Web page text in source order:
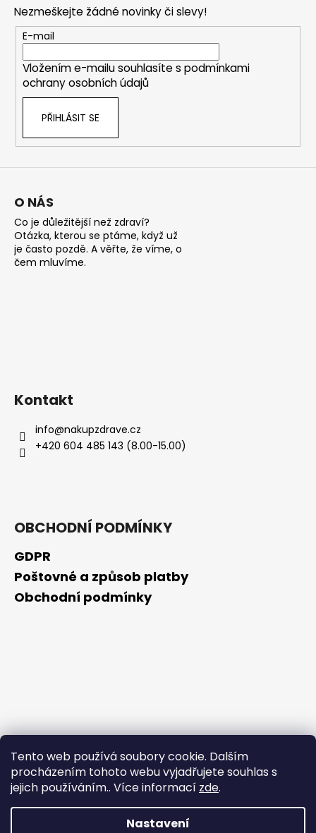
Tento web používá soubory cookie. Dalším
procházením tohoto webu vyjadřujete souhlas s
jejich používáním.. Více informací zde.
Nastavení
Nezmeškejte žádné novinky či slevy!
E-mail
Vložením e-mailu souhlasíte s podmínkami
ochrany osobních údajů
PŘIHLÁSIT SE
O NÁS
Co je důležitější než zdraví?
Otázka, kterou se ptáme, když už
je často pozdě. A věřte, že víme, o
čem mluvíme.
Kontakt
info@nakupzdrave.cz
+420 604 485 143 (8.00-15.00)
OBCHODNÍ PODMÍNKY
GDPR
Poštovné a způsob platby
Obchodní podmínky